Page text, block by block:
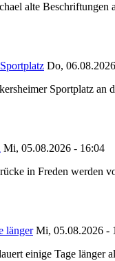
alte
Do,
Sportplatz an
Mi, 05.08.2026 - 16:04
in Freden werden
länger Mi, 05.08.2026 -
einige Tage länger